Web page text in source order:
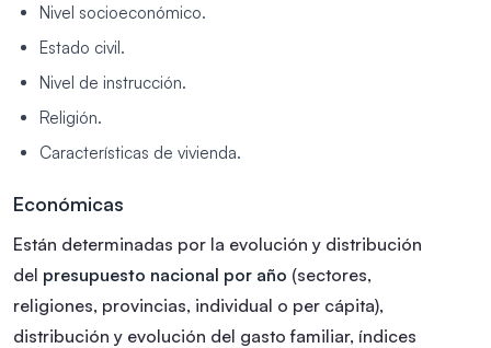
Nivel socioeconómico.
Estado civil.
Nivel de instrucción.
Religión.
Características de vivienda.
Económicas
Están determinadas por la evolución y distribución
del presupuesto nacional por año (sectores,
religiones, provincias, individual o per cápita),
distribución y evolución del gasto familiar, índices